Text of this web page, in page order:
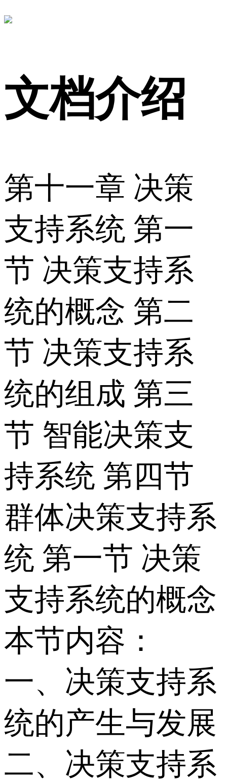
文档介绍
第十一章 决策
支持系统 第一
节 决策支持系
统的概念 第二
节 决策支持系
统的组成 第三
节 智能决策支
持系统 第四节
群体决策支持系
统 第一节 决策
支持系统的概念
本节内容：
一、决策支持系
统的产生与发展
二、决策支持系